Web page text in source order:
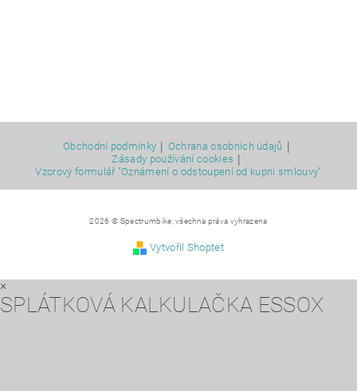
Obchodní podmínky Ochrana osobních údajů
Zásady používání cookies
Vzorový formulář "Oznámení o odstoupení od kupní smlouvy"
2026 © Spectrumbike, všechna práva vyhrazena
Vytvořil Shoptet
×
SPLÁTKOVÁ KALKULAČKA ESSOX